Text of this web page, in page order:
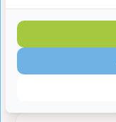
Laatst bekeken